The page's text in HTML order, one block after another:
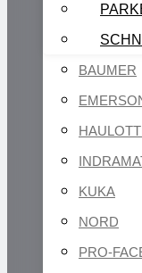
BAUMER
KUKA
NORD
PRO-